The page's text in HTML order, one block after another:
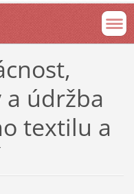
údržba
textilu a